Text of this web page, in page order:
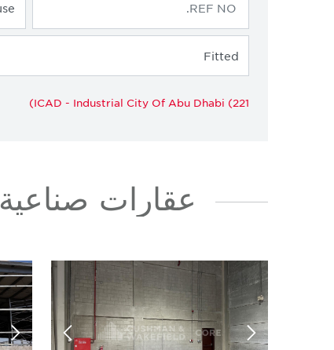
ICAD - Industrial City Of Abu Dhabi (221)
عقارات صناعية WAREHOUSE للإيجار في MUSSAFAH